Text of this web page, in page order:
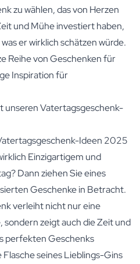
zu wählen, das von Herzen
und Mühe investiert haben,
er wirklich schätzen würde.
Reihe von Geschenken für
Inspiration für
unseren Vatertagsgeschenk-
Ideen 2025
Einzigartigem und
Dann ziehen Sie eines
Geschenke in Betracht.
verleiht nicht nur eine
sondern zeigt auch die Zeit und
perfekten Geschenks
seines Lieblings-Gins